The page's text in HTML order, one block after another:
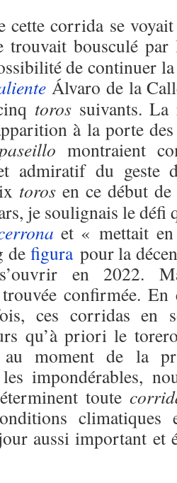
cette corrida se
trouvait bousculé
de continuer
Álvaro de la
toros suivants.
à la porte
montraient
admiratif du geste
toros en ce début de
je soulignais le défi
et « mettait
de figurapour la
en 2022.
confirmée.
ces corridas en
qu’à priori le
au moment de la
impondérables,
toute
aussi important et